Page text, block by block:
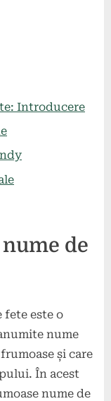
Introducere
de
este o
nume
și care
În acest
nume de